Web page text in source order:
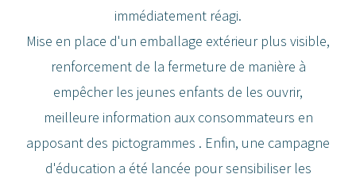
immédiatement réagi.
Mise en place d'un emballage extérieur plus visible,
renforcement de la fermeture de manière à
empêcher les jeunes enfants de les ouvrir,
meilleure information aux consommateurs en
apposant des pictogrammes . Enfin, une campagne
d'éducation a été lancée pour sensibiliser les